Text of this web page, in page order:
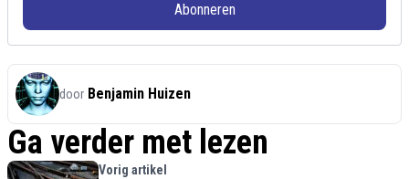
Abonneren
door Benjamin Huizen
Ga verder met lezen
Vorig artikel